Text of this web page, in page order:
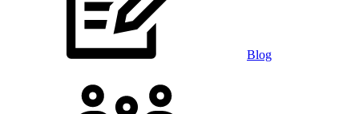
Blog